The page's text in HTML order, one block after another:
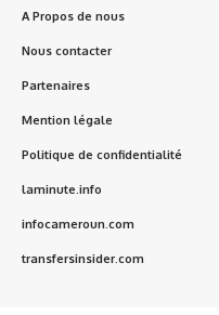
A Propos de nous
Nous contacter
Partenaires
Mention légale
Politique de confidentialité
laminute.info
infocameroun.com
transfersinsider.com